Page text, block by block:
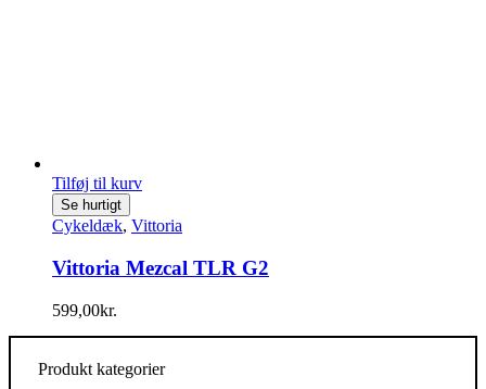
Tilføj til kurv
Se hurtigt
Cykeldæk, Vittoria
Vittoria Mezcal TLR G2
599,00kr.
Produkt kategorier